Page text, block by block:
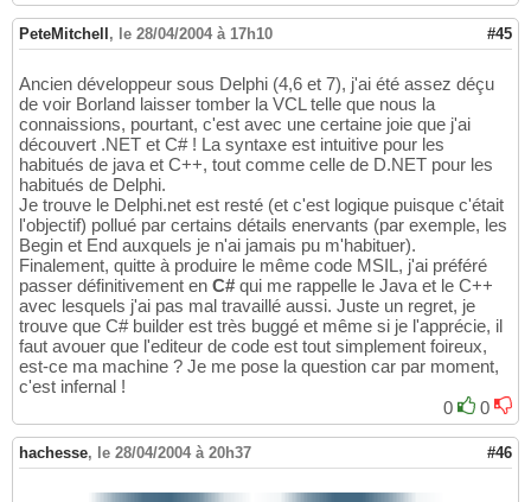
PeteMitchell , le 28/04/2004 à 17h10 #45
Ancien développeur sous Delphi (4,6 et 7), j'ai été assez déçu
de voir Borland laisser tomber la VCL telle que nous la
connaissions, pourtant, c'est avec une certaine joie que j'ai
découvert .NET et C# ! La syntaxe est intuitive pour les
habitués de java et C++, tout comme celle de D.NET pour les
habitués de Delphi.
Je trouve le Delphi.net est resté (et c'est logique puisque c'était
l'objectif) pollué par certains détails enervants (par exemple, les
Begin et End auxquels je n'ai jamais pu m'habituer).
Finalement, quitte à produire le même code MSIL, j'ai préféré
passer définitivement en C# qui me rappelle le Java et le C++
avec lesquels j'ai pas mal travaillé aussi. Juste un regret, je
trouve que C# builder est très buggé et même si je l'apprécie, il
faut avouer que l'editeur de code est tout simplement foireux,
est-ce ma machine ? Je me pose la question car par moment,
c'est infernal !
0
0
hachesse, le 28/04/2004 à 20h37 #46